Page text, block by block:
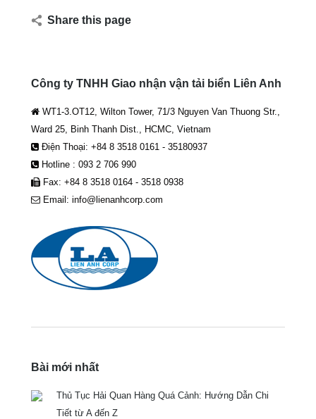
Share this page
Công ty TNHH Giao nhận vận tải biển Liên Anh
WT1-3.OT12, Wilton Tower, 71/3 Nguyen Van Thuong Str.,
Ward 25, Binh Thanh Dist., HCMC, Vietnam
Điện Thoại: +84 8 3518 0161 - 35180937
Hotline : 093 2 706 990
Fax: +84 8 3518 0164 - 3518 0938
Email: info@lienanhcorp.com
Bài mới nhất
Thủ Tục Hải Quan Hàng Quá Cảnh: Hướng Dẫn Chi
Tiết từ A đến Z